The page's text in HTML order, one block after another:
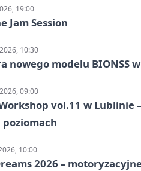
19:00
Jam Session
10:30
nowego modelu BIONSS
09:00
vol.11 w Lublinie
10:00
2026 –